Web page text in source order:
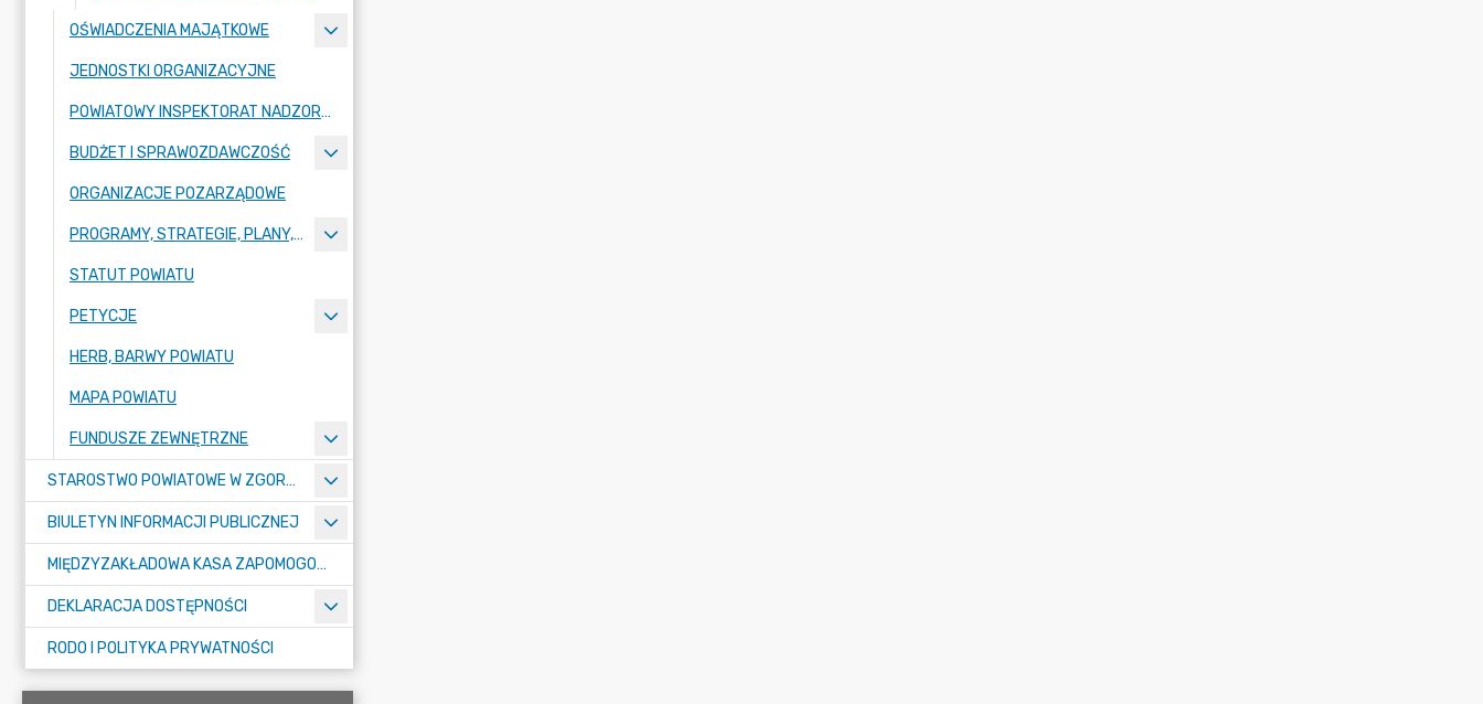
OŚWIADCZENIA MAJĄTKOWE
JEDNOSTKI ORGANIZACYJNE
POWIATOWY INSPEKTORAT NADZORU BUDOWLANEGO
BUDŻET I SPRAWOZDAWCZOŚĆ
ORGANIZACJE POZARZĄDOWE
PROGRAMY, STRATEGIE, PLANY, RAPORTY
STATUT POWIATU
PETYCJE
HERB, BARWY POWIATU
MAPA POWIATU
FUNDUSZE ZEWNĘTRZNE
STAROSTWO POWIATOWE W ZGORZELCU
BIULETYN INFORMACJI PUBLICZNEJ
MIĘDZYZAKŁADOWA KASA ZAPOMOGOWO-POŻYCZKOWA
DEKLARACJA DOSTĘPNOŚCI
RODO I POLITYKA PRYWATNOŚCI